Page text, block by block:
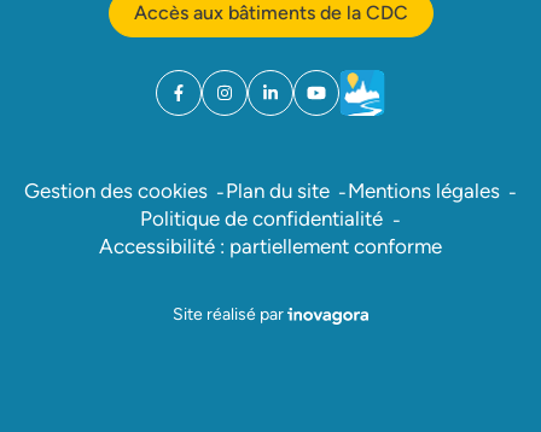
Accès aux bâtiments de la CDC
Facebook
(ouverture dans un nouvel onglet)
Instagram
(ouverture dans un nouvel onglet)
Linkedin
(ouverture dans un nouvel onglet)
YouTube
(ouverture dans un nouvel
Météo
(ouverture dans un
Gestion des cookies Plan du site
Mentions légales
Politique de confidentialité
Accessibilité : partiellement conforme
Site réalisé parInovagora (ouverture dans un